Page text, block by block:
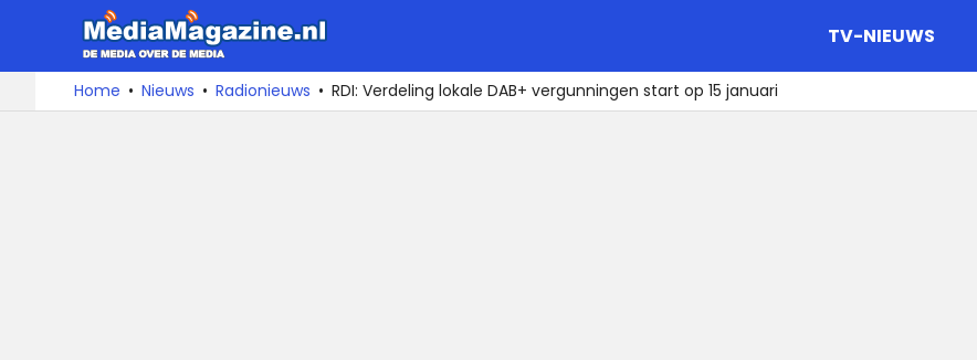
naar
De
media
over
TV-NIEUWS
Home Nieuws Radionieuws RDI: Verdeling lokale DAB+ vergunningen start op 15 januari